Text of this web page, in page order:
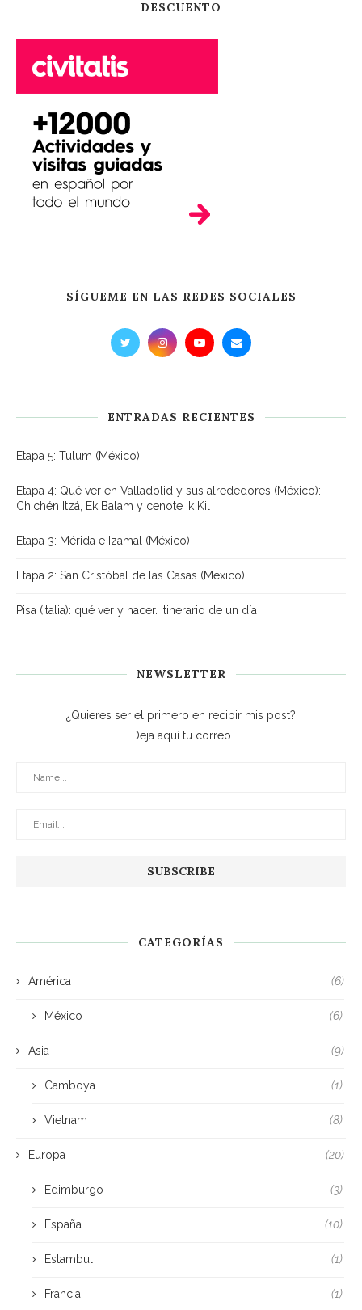
DESCUENTO
SÍGUEME EN LAS REDES SOCIALES
ENTRADAS RECIENTES
Etapa 5: Tulum (México)
Etapa 4: Qué ver en Valladolid y sus alrededores (México):
Chichén Itzá, Ek Balam y cenote Ik Kil
Etapa 3: Mérida e Izamal (México)
Etapa 2: San Cristóbal de las Casas (México)
Pisa (Italia): qué ver y hacer. Itinerario de un día
NEWSLETTER
¿Quieres ser el primero en recibir mis post?
Deja aquí tu correo
CATEGORÍAS
América (6)
México (6)
Asia (9)
Camboya (1)
Vietnam (8)
Europa (20)
Edimburgo (3)
España (10)
Estambul (1)
Francia (1)